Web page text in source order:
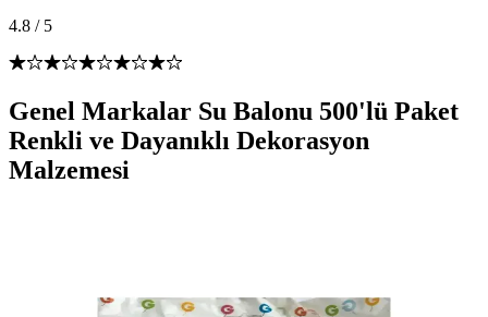
4.8 / 5
Genel Markalar Su Balonu 500'lü Paket
Renkli ve Dayanıklı Dekorasyon
Malzemesi